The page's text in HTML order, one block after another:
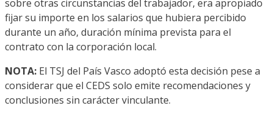
sobre otras circunstancias del trabajador, era apropiado
fijar su importe en los salarios que hubiera percibido
durante un año, duración mínima prevista para el
contrato con la corporación local.
NOTA: El TSJ del País Vasco adoptó esta decisión pese a
considerar que el CEDS solo emite recomendaciones y
conclusiones sin carácter vinculante.